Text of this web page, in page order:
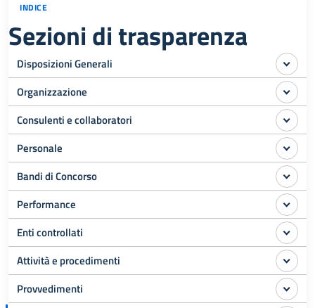
INDICE
Sezioni di trasparenza
Disposizioni Generali
Organizzazione
Consulenti e collaboratori
Personale
Bandi di Concorso
Performance
Enti controllati
Attività e procedimenti
Provvedimenti